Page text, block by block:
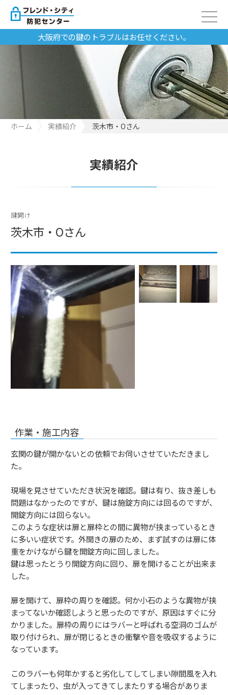
大阪府での鍵のトラブルはお任せください。
ホーム 実績紹介 茨木市・Oさん
実績紹介
鍵開け
茨木市・Oさん
作業・施工内容
玄関の鍵が開かないとの依頼でお伺いさせていただきまし
た。
現場を見させていただき状況を確認。鍵は有り、抜き差しも
問題はなかったのですが、鍵は施錠方向には回るのですが、
開錠方向には回らない。
このような症状は扉と扉枠との間に異物が挟まっているとき
に多いい症状です。外開きの扉のため、まず試すのは扉に体
重をかけながら鍵を開錠方向に回しました。
鍵は思ったとうり開錠方向に回り、扉を開けることが出来ま
した。
扉を開けて、扉枠の周りを確認。何か小石のような異物が挟
まってないか確認しようと思ったのですが、原因はすぐに分
かりました。扉枠の周りにはラバーと呼ばれる空洞のゴムが
取り付けられ、扉が閉じるときの衝撃や音を吸収するように
なっています。
このラバーも何年かすると劣化してしてしまい隙間風を入れ
てしまったり、虫が入ってきてしまたりする場合がありま